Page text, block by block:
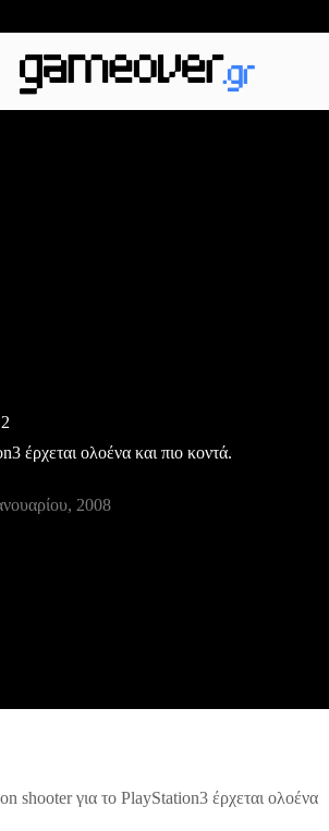
έρχεται ολοένα και πιο κοντά.
2008
shooter για το PlayStation3 έρχεται ολοένα